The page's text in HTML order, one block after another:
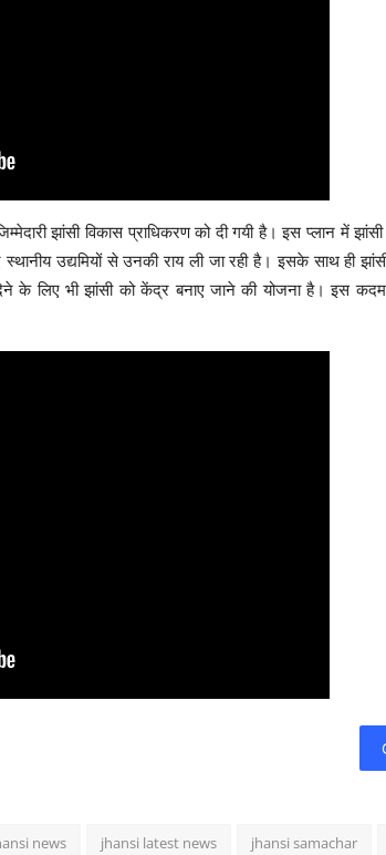
झांसी विकास प्राधिकरण को दी गयी है। इस प्लान में
उद्यमियों से उनकी राय ली जा रही है। इसके साथ ही
के लिए भी झांसी को केंद्र बनाए जाने की योजना है। इस कदम
news jhansi latest news jhansi samachar